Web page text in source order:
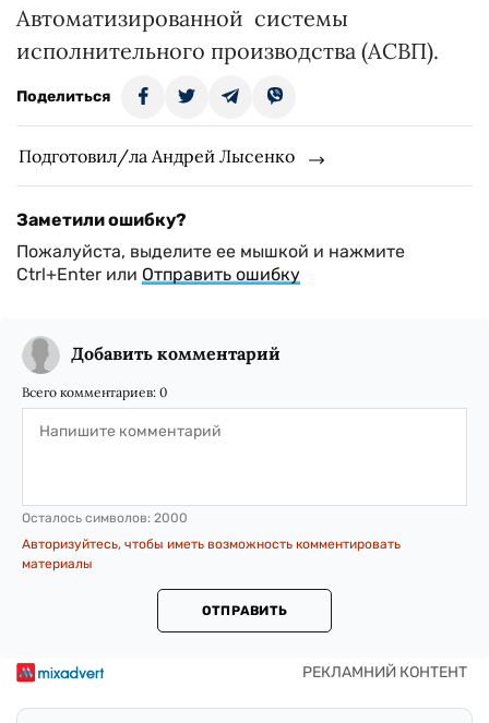
Автоматизированной системы
исполнительного производства (АСВП).
Поделиться
Подготовил/ла Андрей Лысенко
Заметили ошибку?
Пожалуйста, выделите ее мышкой и нажмите
Ctrl+Enter или Отправить ошибку
Добавить комментарий
Всего комментариев: 0
Осталось символов: 2000
Авторизуйтесь, чтобы иметь возможность комментировать
материалы
ОТПРАВИТЬ